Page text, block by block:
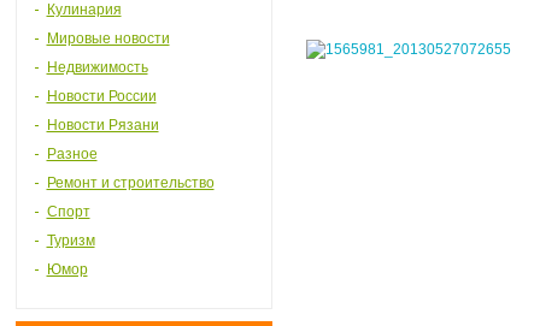
Кулинария
Мировые новости
Недвижимость
Новости России
Новости Рязани
Разное
Ремонт и строительство
Спорт
Туризм
Юмор